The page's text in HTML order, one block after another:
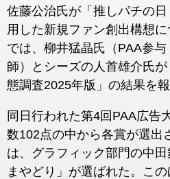
佐藤公治氏が「推しパチの
用した新規ファン創出構想
では、柳井猛晶氏（PAA参
師）とシーズの人首雄介氏
態調査2025年版」の結果を報
同日行われた第4回PAA広告
数102点の中から各賞が選出
は、グラフィック部門の中
まやどり」が選ばれた。こ